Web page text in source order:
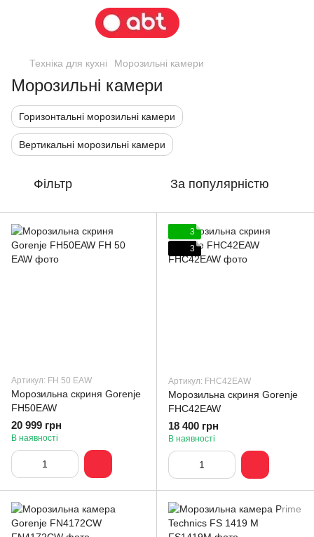
Техніка для кухні Морозильні камери
Морозильні камери
Горизонтальні морозильні камери
Вертикальні морозильні камери
Фільтр За популярністю
Артикул: FH 50 EAW
Морозильна скриня Gorenje
FH50EAW
20 999 грн
В наявності
3
3
Артикул: FHC42EAW
Морозильна скриня Gorenje
FHC42EAW
18 400 грн
В наявності